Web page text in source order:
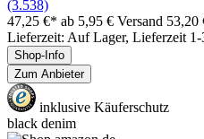
(3.538)
47,25 €* ab 5,95 € Versand 53,20
Lieferzeit: Auf Lager, Lieferzeit 1-
Shop-Info
Zum Anbieter
inklusive Käuferschutz
black denim